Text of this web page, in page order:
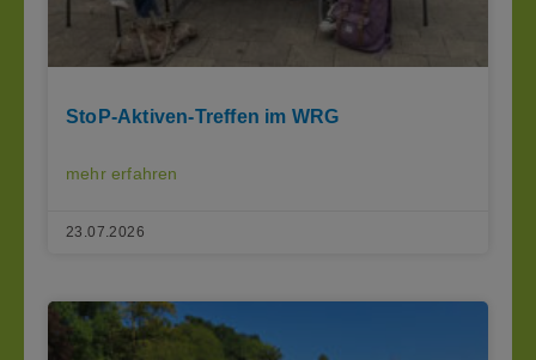
StoP-Aktiven-Treffen im WRG
mehr erfahren
23.07.2026